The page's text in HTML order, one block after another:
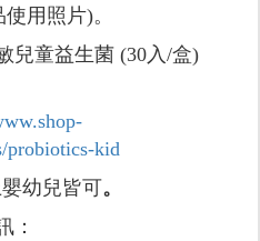
用照片)。
兒童益生菌 (30入/盒)
probiotics-kid
幼兒皆可。
：